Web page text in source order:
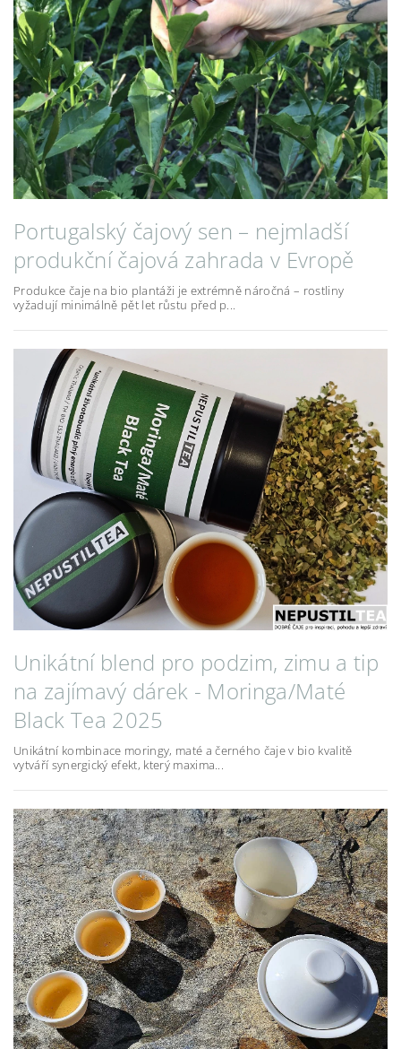
Portugalský čajový sen – nejmladší
produkční čajová zahrada v Evropě
Produkce čaje na bio plantáži je extrémně náročná – rostliny
vyžadují minimálně pět let růstu před p...
Unikátní blend pro podzim, zimu a tip
na zajímavý dárek - Moringa/Maté
Black Tea 2025
Unikátní kombinace moringy, maté a černého čaje v bio kvalitě
vytváří synergický efekt, který maxima...